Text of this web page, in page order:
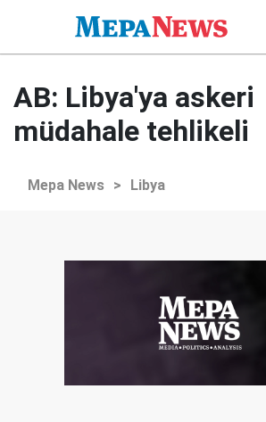
AB: Libya'ya askeri
müdahale tehlikeli
Mepa News > Libya